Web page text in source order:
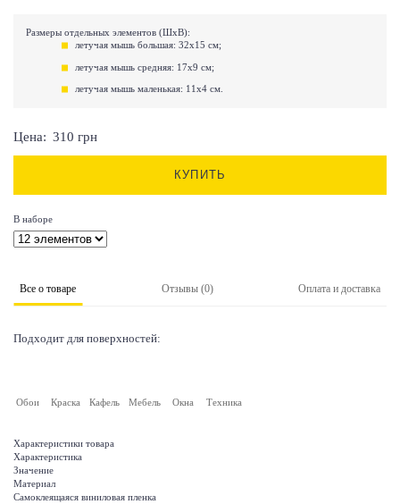
Размеры отдельных элементов (ШхВ):
летучая мышь большая: 32х15 см;
летучая мышь средняя: 17х9 см;
летучая мышь маленькая: 11х4 см.
Цена: 310 грн
КУПИТЬ
В наборе
Все о товаре Отзывы (0) Оплата и доставка
Подходит для поверхностей:
Обои Краска Кафель Мебель Окна Техника
Характеристики товара
Характеристика
Значение
Материал
Самоклеящаяся виниловая пленка